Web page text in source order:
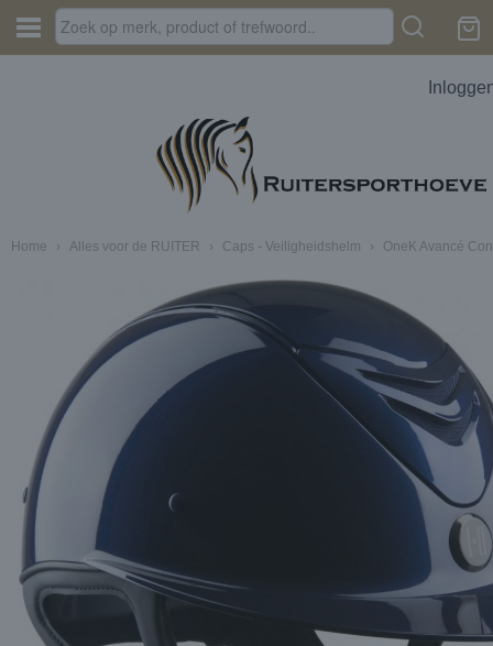
Home › Alles voor de RUITER › Caps - Veiligheidshelm › OneK Avancé